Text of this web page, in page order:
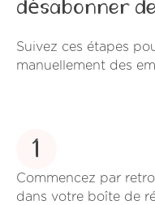
désabonner
Suivez ces étapes
manuellement des
1
Commencez par
dans votre boîte de